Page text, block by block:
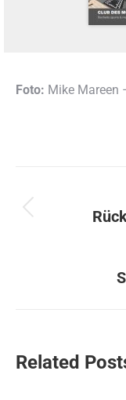
Foto: Mike Mareen
Related